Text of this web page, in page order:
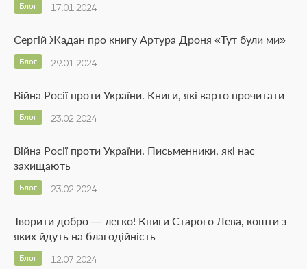
17.01.2024
Блог
Сергій Жадан про книгу Артура Дроня «Тут були ми»
29.01.2024
Блог
Війна Росії проти України. Книги, які варто прочитати
23.02.2024
Блог
Війна Росії проти України. Письменники, які нас
захищають
23.02.2024
Блог
Творити добро — легко! Книги Старого Лева, кошти з
яких йдуть на благодійність
12.07.2024
Блог